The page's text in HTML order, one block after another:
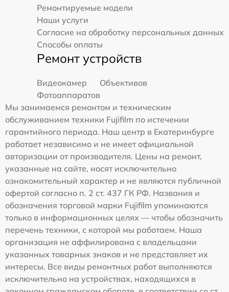
Ремонтируемые модели
Наши услуги
Согласие на обработку персональных данных
Способы оплаты
Ремонт устройств
Видеокамер
Объективов
Фотоаппаратов
Мы занимаемся ремонтом и техническим
обслуживанием техники Fujifilm по истечении
гарантийного периода. Наш центр в Екатеринбурге
работает независимо и не имеет официальной
авторизации от производителя. Цены на ремонт,
указанные на сайте, носят исключительно
ознакомительный характер и не являются публичной
офертой согласно п. 2 ст. 437 ГК РФ. Названия и
обозначения торговой марки Fujifilm упоминаются
только в информационных целях — чтобы обозначить
перечень техники, с которой мы работаем. Наша
организация не аффилирована с владельцами
указанных товарных знаков и не представляет их
интересы. Все виды ремонтных работ выполняются
исключительно на устройствах, находящихся в